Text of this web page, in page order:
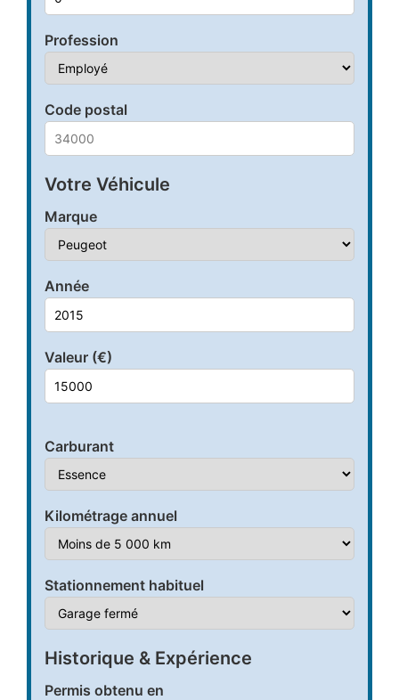
Profession
Code postal
Votre Véhicule
Marque
Année
Valeur (€)
Carburant
Kilométrage annuel
Stationnement habituel
Historique & Expérience
Permis obtenu en